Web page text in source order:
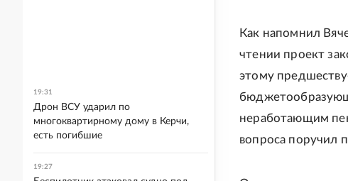
Как напомнил
чтении проект
этому
неработающим
вопроса поручил
19:31
Дрон ВСУ ударил по
многоквартирному дому в Керчи,
есть погибшие
19:27